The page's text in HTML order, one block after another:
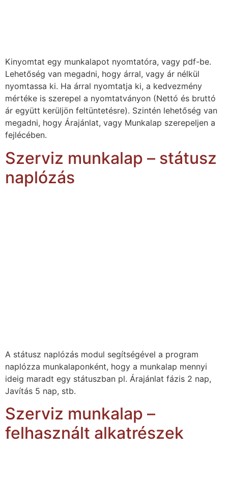
Kinyomtat egy munkalapot nyomtatóra, vagy pdf-be.
Lehetőség van megadni, hogy árral, vagy ár nélkül
nyomtassa ki. Ha árral nyomtatja ki, a kedvezmény
mértéke is szerepel a nyomtatványon (Nettó és bruttó
ár együtt kerüljön feltüntetésre). Szintén lehetőség van
megadni, hogy Árajánlat, vagy Munkalap szerepeljen a
fejlécében.
Szerviz munkalap – státusz
naplózás
A státusz naplózás modul segítségével a program
naplózza munkalaponként, hogy a munkalap mennyi
ideig maradt egy státuszban pl. Árajánlat fázis 2 nap,
Javítás 5 nap, stb.
Szerviz munkalap –
felhasznált alkatrészek